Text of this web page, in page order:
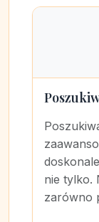
nie tylko.
zarówno